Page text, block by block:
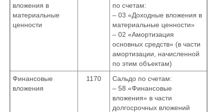
вложения в
материальные
ценности
по счетам:
– 03 «Доходные вложения в
материальные ценности»
– 02 «Амортизация
основных средств» (в части
амортизации, начисленной
по этим объектам)
Финансовые
вложения
1170
Сальдо по счетам:
– 58 «Финансовые
вложения» в части
долгосрочных вложений